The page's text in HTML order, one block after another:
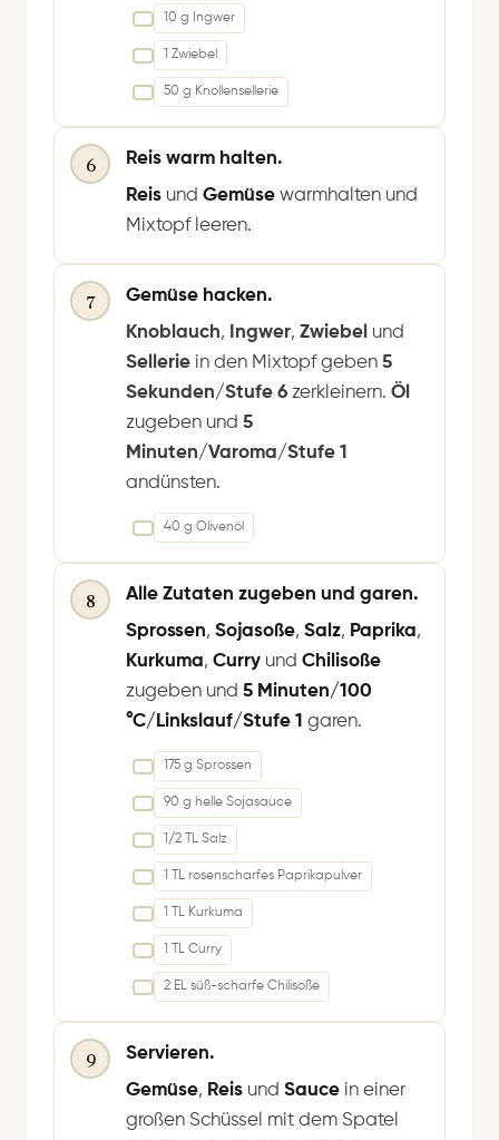
10 g Ingwer
1 Zwiebel
50 g Knollensellerie
6
Reis warm halten.
Reis und Gemüse warmhalten und
Mixtopf leeren.
7
Gemüse hacken.
Knoblauch, Ingwer, Zwiebel und
Sellerie in den Mixtopf geben 5
Sekunden/Stufe 6 zerkleinern. Öl
zugeben und 5
Minuten/Varoma/Stufe 1
andünsten.
40 g Olivenöl
8
Alle Zutaten zugeben und garen.
Sprossen, Sojasoße, Salz, Paprika,
Kurkuma, Curry und Chilisoße
zugeben und 5 Minuten/100
°C/Linkslauf/Stufe 1 garen.
175 g Sprossen
90 g helle Sojasauce
1/2 TL Salz
1 TL rosenscharfes Paprikapulver
1 TL Kurkuma
1 TL Curry
2 EL süß-scharfe Chilisoße
9
Servieren.
Gemüse, Reis und Sauce in einer
großen Schüssel mit dem Spatel